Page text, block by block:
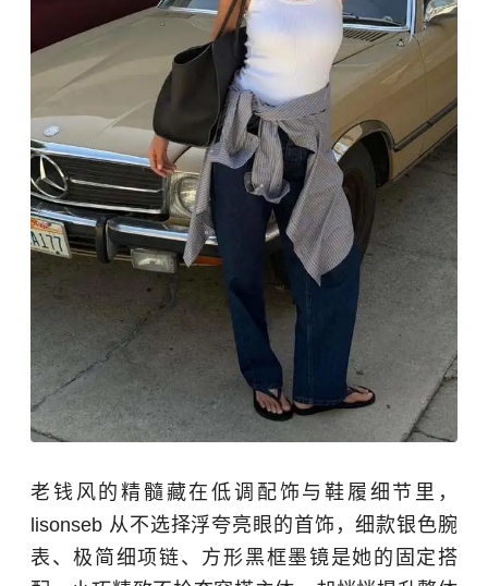
老钱风的精髓藏在低调配饰与鞋履细节里，
lisonseb 从不选择浮夸亮眼的首饰，细款银色腕
表、极简细项链、方形黑框墨镜是她的固定搭